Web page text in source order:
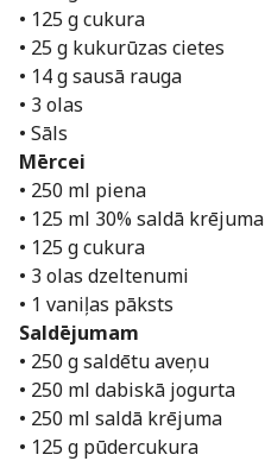
• 125 g cukura
• 25 g kukurūzas cietes
• 14 g sausā rauga
• 3 olas
• Sāls
Mērcei
• 250 ml piena
• 125 ml 30% saldā krējuma
• 125 g cukura
• 3 olas dzeltenumi
• 1 vaniļas pāksts
Saldējumam
• 250 g saldētu aveņu
• 250 ml dabiskā jogurta
• 250 ml saldā krējuma
• 125 g pūdercukura